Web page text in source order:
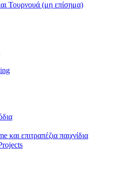
Τουρνουά (μη επίσημα)
επιτραπέζια παιχνίδια